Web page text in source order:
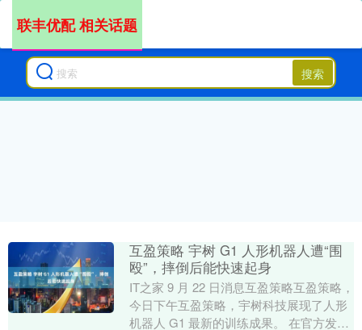
搜索
联丰优配 相关话题
互盈策略 宇树 G1 人形机器人遭“围
殴”，摔倒后能快速起身
IT之家 9 月 22 日消息互盈策略互盈策略，
今日下午互盈策略，宇树科技展现了人形
机器人 G1 最新的训练成果。 在官方发布